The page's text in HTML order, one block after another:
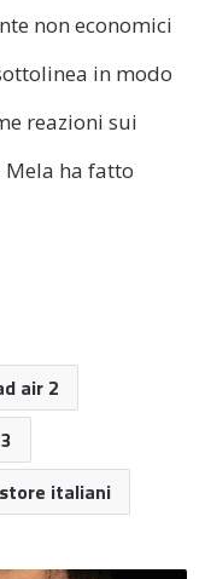
non economici
in modo
reazioni sui
Mela ha fatto
air 2
italiani